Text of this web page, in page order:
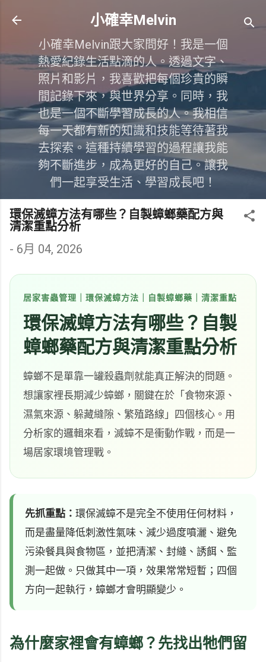
跳到主要內容
小確幸Melvin
小確幸Melvin跟大家問好！我是一個
熱愛紀錄生活點滴的人。透過文字、
照片和影片，我喜歡把每個珍貴的瞬
間記錄下來，與世界分享。同時，我
也是一個不斷學習成長的人。我相信
每一天都有新的知識和技能等待著我
去探索。這種持續學習的過程讓我能
夠不斷進步，成為更好的自己。讓我
們一起享受生活、學習成長吧！
環保滅蟑方法有哪些？自製蟑螂藥配方與
清潔重點分析
- 6月 04, 2026
居家害蟲管理｜環保滅蟑方法｜自製蟑螂藥｜清潔重點
環保滅蟑方法有哪些？自製
蟑螂藥配方與清潔重點分析
蟑螂不是單靠一罐殺蟲劑就能真正解決的問題。
想讓家裡長期減少蟑螂，關鍵在於「食物來源、
濕氣來源、躲藏縫隙、繁殖路線」四個核心。用
分析家的邏輯來看，滅蟑不是衝動作戰，而是一
場居家環境管理戰。
先抓重點： 環保滅蟑不是完全不使用任何材料，
而是盡量降低刺激性氣味、減少過度噴灑、避免
污染餐具與食物區，並把清潔、封縫、誘餌、監
測一起做。只做其中一項，效果常常短暫；四個
方向一起執行，蟑螂才會明顯變少。
為什麼家裡會有蟑螂？先找出牠們留